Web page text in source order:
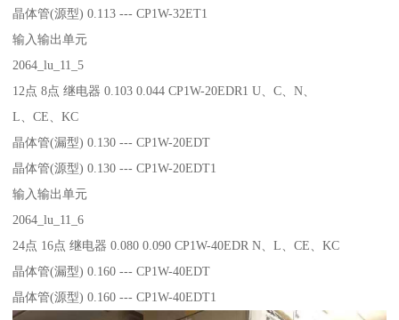
晶体管(源型) 0.113 --- CP1W-32ET1
输入输出单元
2064_lu_11_5
12点 8点 继电器 0.103 0.044 CP1W-20EDR1 U、C、N、
L、CE、KC
晶体管(漏型) 0.130 --- CP1W-20EDT
晶体管(源型) 0.130 --- CP1W-20EDT1
输入输出单元
2064_lu_11_6
24点 16点 继电器 0.080 0.090 CP1W-40EDR N、L、CE、KC
晶体管(漏型) 0.160 --- CP1W-40EDT
晶体管(源型) 0.160 --- CP1W-40EDT1